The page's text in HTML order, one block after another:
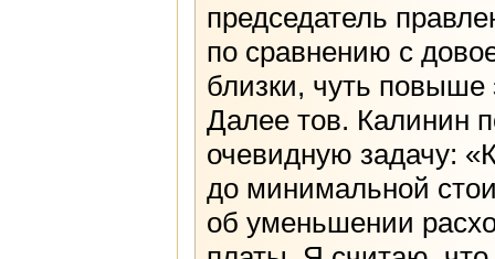
председатель
по сравнению с
близки, чуть повыше
Далее тов. Калинин
очевидную задачу:
до минимальной
об уменьшении